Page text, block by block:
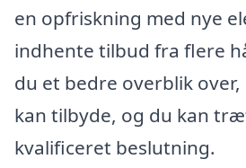
en opfriskning med nye
indhente tilbud fra flere
du et bedre overblik
kan tilbyde, og du kan
kvalificeret beslutning.